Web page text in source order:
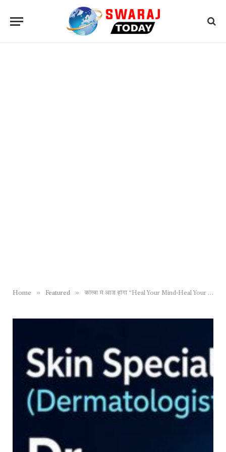
Home » Featured » कोरबा में आज होगा “Heal Your Mind-Heal Your Life” कार्यक्रम